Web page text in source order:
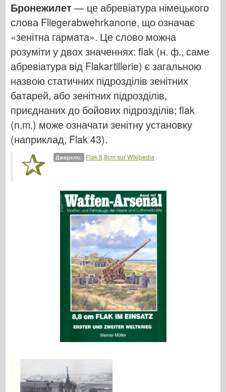
Хеллер
ХобіБос
Моделі IBG
Icm
Італьєрі
Легенда
Тамія
Трістар
Трубач
Звезда
Прогулянка навколо
Бронежилет— це абревіатура німецького
слова Fliegerabwehrkanone, що означає
«зенітна гармата». Це слово можна
розуміти у двох значеннях: flak (н. ф., саме
абревіатура від Flakartillerie) є загальною
назвою статичних підрозділів зенітних
батарей, або зенітних підрозділів,
приєднаних до бойових підрозділів; flak
(n.m.) може означати зенітну установку
(наприклад, Flak 43).
Джерело: Flak 8,8cm sur Wikipedia